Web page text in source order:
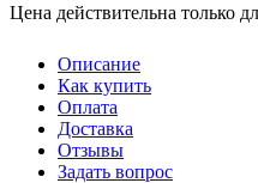
Цена действительна только
Описание
Как купить
Оплата
Доставка
Отзывы
Задать вопрос